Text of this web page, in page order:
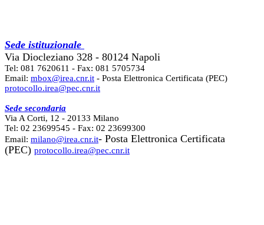
Sede istituzionale
Via Diocleziano 328 - 80124 Napoli
Tel: 081 7620611 - Fax: 081 5705734
Email: mbox@irea.cnr.it - Posta Elettronica Certificata (PEC)
protocollo.irea@pec.cnr.it
Sede secondaria
Via A Corti, 12 - 20133 Milano
Tel: 02 23699545 - Fax: 02 23699300
Email: milano@irea.cnr.it- Posta Elettronica Certificata
(PEC) protocollo.irea@pec.cnr.it